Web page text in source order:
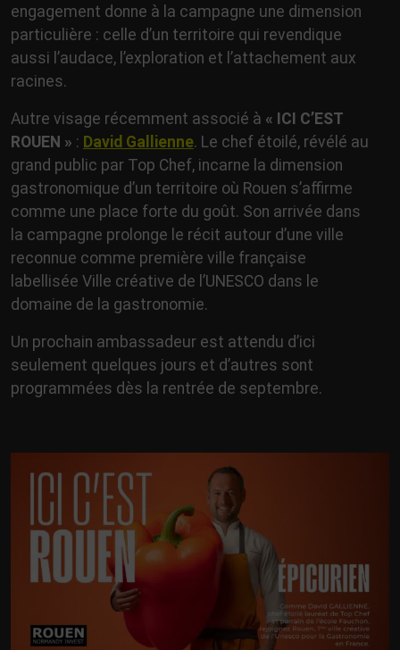
engagement donne à la campagne une dimension
particulière : celle d’un territoire qui revendique
aussi l’audace, l’exploration et l’attachement aux
racines.
Autre visage récemment associé à « ICI C’EST
ROUEN » : David Gallienne. Le chef étoilé, révélé au
grand public par Top Chef, incarne la dimension
gastronomique d’un territoire où Rouen s’affirme
comme une place forte du goût. Son arrivée dans
la campagne prolonge le récit autour d’une ville
reconnue comme première ville française
labellisée Ville créative de l’UNESCO dans le
domaine de la gastronomie.
Un prochain ambassadeur est attendu d’ici
seulement quelques jours et d’autres sont
programmées dès la rentrée de septembre.